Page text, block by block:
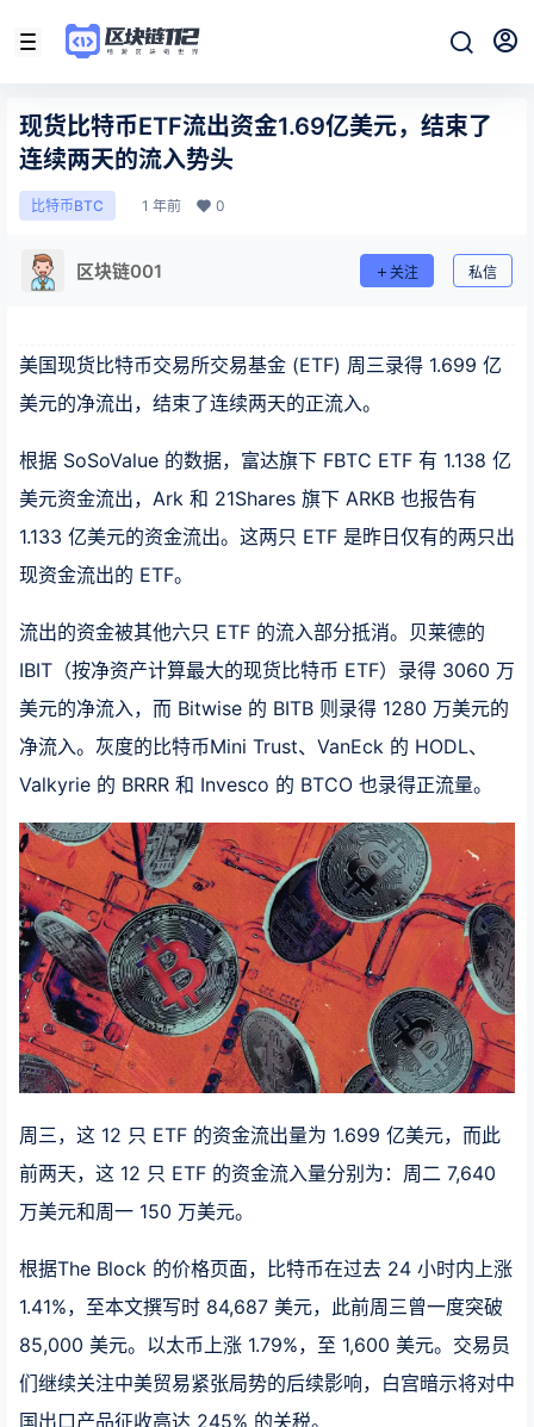
现货比特币ETF流出资金1.69亿美元，结束了
连续两天的流入势头
比特币BTC 1 年前 0
区块链001 关注 私信
美国现货比特币交易所交易基金 (ETF) 周三录得 1.699 亿
美元的净流出，结束了连续两天的正流入。
根据 SoSoValue 的数据，富达旗下 FBTC ETF 有 1.138 亿
美元资金流出，Ark 和 21Shares 旗下 ARKB 也报告有
1.133 亿美元的资金流出。这两只 ETF 是昨日仅有的两只出
现资金流出的 ETF。
流出的资金被其他六只 ETF 的流入部分抵消。贝莱德的
IBIT（按净资产计算最大的现货比特币 ETF）录得 3060 万
美元的净流入，而 Bitwise 的 BITB 则录得 1280 万美元的
净流入。灰度的比特币Mini Trust、VanEck 的 HODL、
Valkyrie 的 BRRR 和 Invesco 的 BTCO 也录得正流量。
周三，这 12 只 ETF 的资金流出量为 1.699 亿美元，而此
前两天，这 12 只 ETF 的资金流入量分别为：周二 7,640
万美元和周一 150 万美元。
根据The Block 的价格页面，比特币在过去 24 小时内上涨
1.41%，至本文撰写时 84,687 美元，此前周三曾一度突破
85,000 美元。以太币上涨 1.79%，至 1,600 美元。交易员
们继续关注中美贸易紧张局势的后续影响，白宫暗示将对中
国出口产品征收高达 245% 的关税。